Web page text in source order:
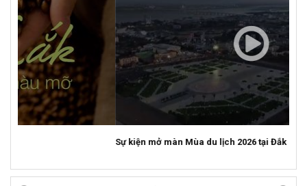
Sự kiện mở màn Mùa du lịch 2026 tại Đắk Lắk